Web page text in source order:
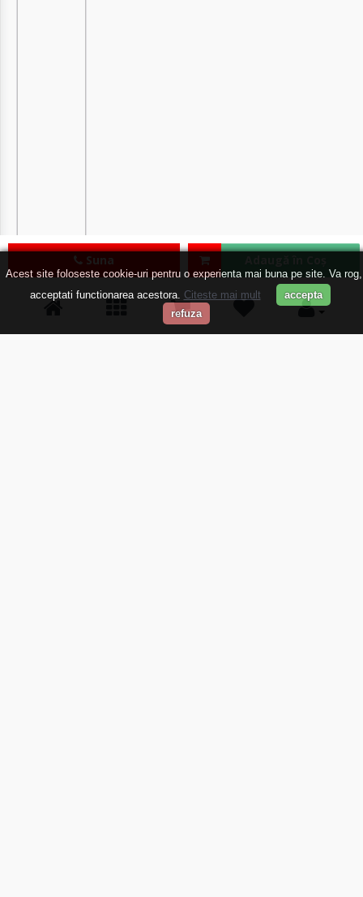
Acest site foloseste cookie-uri pentru o experienta mai buna pe site. Va rog,
acceptati functionarea acestora. Citeste mai mult
accepta
refuza
Suna